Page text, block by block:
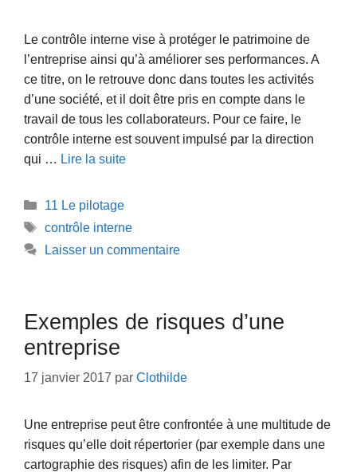
Le contrôle interne vise à protéger le patrimoine de
l’entreprise ainsi qu’à améliorer ses performances. A
ce titre, on le retrouve donc dans toutes les activités
d’une société, et il doit être pris en compte dans le
travail de tous les collaborateurs. Pour ce faire, le
contrôle interne est souvent impulsé par la direction
qui … Lire la suite
Catégories
11 Le pilotage
Étiquettes
contrôle interne
Laisser un commentaire
Exemples de risques d’une
entreprise
17 janvier 2017 par Clothilde
Une entreprise peut être confrontée à une multitude de
risques qu’elle doit répertorier (par exemple dans une
cartographie des risques) afin de les limiter. Par